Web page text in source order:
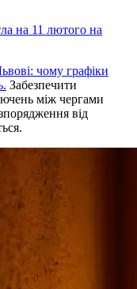
на 11 лютого на
чому графіки
Забезпечити
між чергами
від